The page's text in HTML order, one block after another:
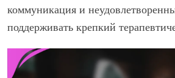
коммуникация и
поддерживать крепкий